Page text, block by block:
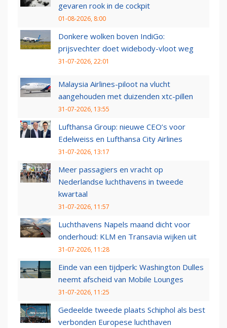
gevaren rook in de cockpit
01-08-2026, 8:00
Donkere wolken boven IndiGo:
prijsvechter doet widebody-vloot weg
31-07-2026, 22:01
Malaysia Airlines-piloot na vlucht
aangehouden met duizenden xtc-pillen
31-07-2026, 13:55
Lufthansa Group: nieuwe CEO’s voor
Edelweiss en Lufthansa City Airlines
31-07-2026, 13:17
Meer passagiers en vracht op
Nederlandse luchthavens in tweede
kwartaal
31-07-2026, 11:57
Luchthavens Napels maand dicht voor
onderhoud: KLM en Transavia wijken uit
31-07-2026, 11:28
Einde van een tijdperk: Washington Dulles
neemt afscheid van Mobile Lounges
31-07-2026, 11:25
Gedeelde tweede plaats Schiphol als best
verbonden Europese luchthaven